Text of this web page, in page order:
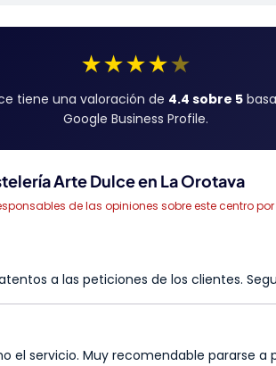
★★★★★
tiene una valoración de 4.4 sobre 5
Google Business Profile.
Arte Dulce en La Orotava
de las opiniones sobre este centro
a las peticiones de los clientes.
el servicio. Muy recomendable pararse a